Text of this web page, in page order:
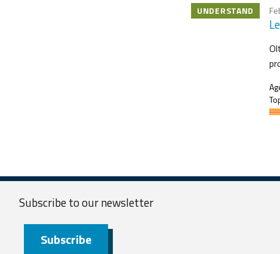
UNDERSTAND
Subscribe to ournewsletter
Subscribe